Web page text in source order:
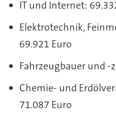
IT und Internet:
Elektrotechnik,
69.921 Euro
Fahrzeugbauer und -
Chemie- und
71.087 Euro